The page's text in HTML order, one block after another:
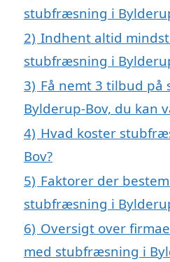
stubfræsning i
2) Indhent altid
stubfræsning i
3) Få nemt 3 tilbud
Bylderup-Bov, du kan
4) Hvad koster
Bov?
5) Faktorer der
stubfræsning i
6) Oversigt over
med stubfræsning i